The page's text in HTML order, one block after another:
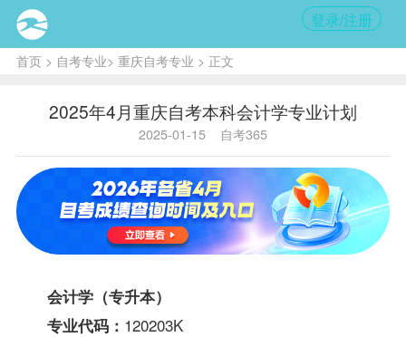
登录/注册
首页> 自考专业> 重庆自考专业 > 正文
2025年4月重庆自考本科会计学专业计划
2025-01-15 自考365
会计学（专升本）
专业代码： 120203K